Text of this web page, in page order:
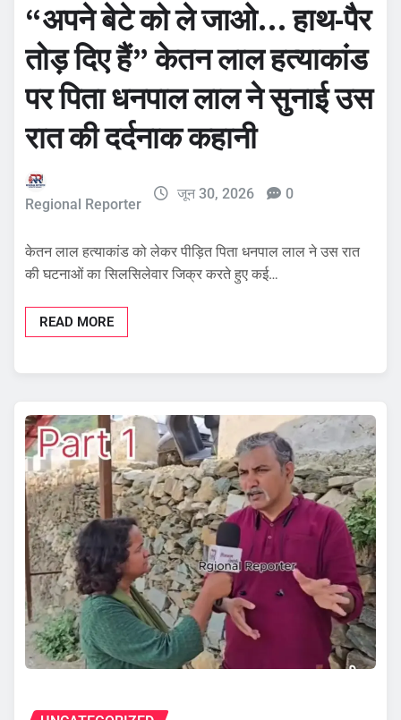
“अपने बेटे को ले जाओ… हाथ-पैर
तोड़ दिए हैं” केतन लाल हत्याकांड
पर पिता धनपाल लाल ने सुनाई उस
रात की दर्दनाक कहानी
Regional Reporter
जून 30, 2026 0
केतन लाल हत्याकांड को लेकर पीड़ित पिता धनपाल लाल ने उस रात
की घटनाओं का सिलसिलेवार जिक्र करते हुए कई…
READ MORE